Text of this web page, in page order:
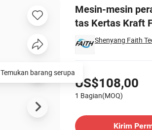
Mesin-mesin
tas Kertas Kraft
Shenyang Faith
US$108,00
1 Bagian(MOQ)
Kirim
Temukan barang serupa